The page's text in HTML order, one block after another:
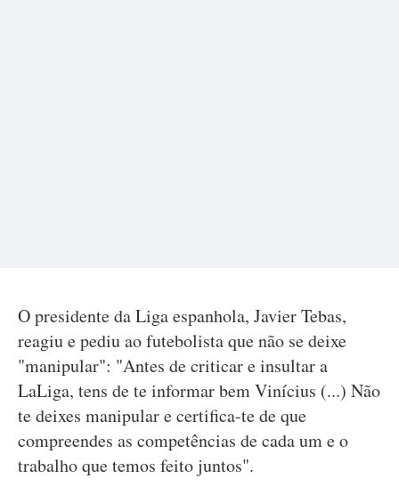
O presidente da Liga espanhola, Javier Tebas,
reagiu e pediu ao futebolista que não se deixe
"manipular": "Antes de criticar e insultar a
LaLiga, tens de te informar bem Vinícius (...) Não
te deixes manipular e certifica-te de que
compreendes as competências de cada um e o
trabalho que temos feito juntos".